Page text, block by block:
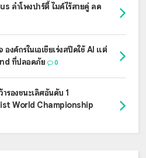
ลำโพงปาร์ตี้ ไมค์ไร้สายคู่ ลด
งค์กรในเอเชียเร่งสปีดใช้ AI แต่
ที่ปลอดภัย
0
รองชนะเลิศอันดับ 1
World Championship